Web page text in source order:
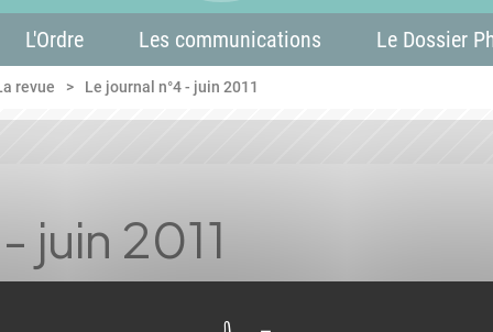
L'Ordre Les communications Le Dossier
revue Le journal n°4 - juin 2011
juin 2011